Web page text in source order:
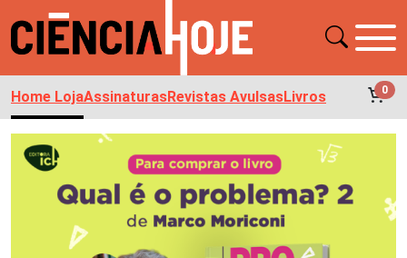
Home LojaAssinaturasRevistas AvulsasLivros 0